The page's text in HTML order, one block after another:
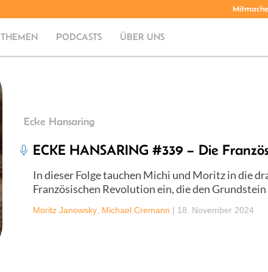
THEMEN PODCASTS ÜBER UNS
Ecke Hansaring
ECKE HANSARING #339 – Die
In dieser Folge tauchen Michi und Moritz in die
Französischen Revolution ein, die den
Moritz Janowsky Michael Cremann | 18. November 2024